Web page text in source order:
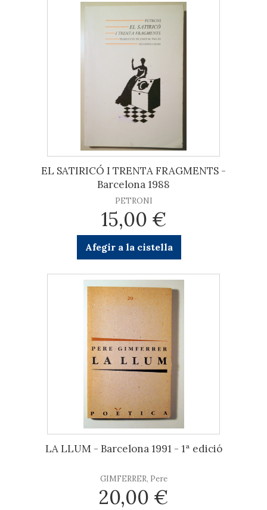
EL SATIRICÓ I TRENTA FRAGMENTS -
Barcelona 1988
PETRONI
15,00 €
Afegir a la cistella
LA LLUM - Barcelona 1991 - 1ª edició
GIMFERRER, Pere
20,00 €